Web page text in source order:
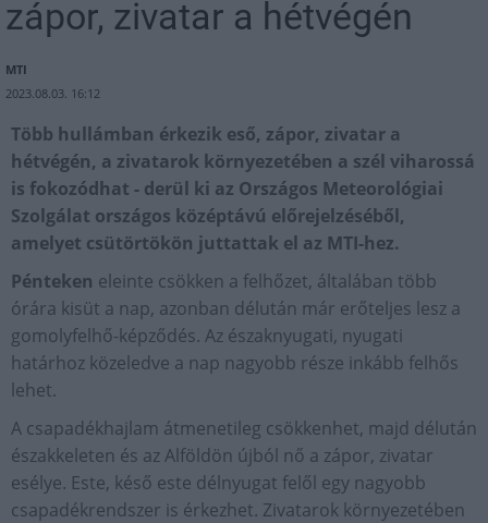
zápor, zivatar a hétvégén
MTI
2023.08.03. 16:12
Több hullámban érkezik eső, zápor, zivatar a
hétvégén, a zivatarok környezetében a szél viharossá
is fokozódhat - derül ki az Országos Meteorológiai
Szolgálat országos középtávú előrejelzéséből,
amelyet csütörtökön juttattak el az MTI-hez.
Pénteken eleinte csökken a felhőzet, általában több
órára kisüt a nap, azonban délután már erőteljes lesz a
gomolyfelhő-képződés. Az északnyugati, nyugati
határhoz közeledve a nap nagyobb része inkább felhős
lehet.
A csapadékhajlam átmenetileg csökkenhet, majd délután
északkeleten és az Alföldön újból nő a zápor, zivatar
esélye. Este, késő este délnyugat felől egy nagyobb
csapadékrendszer is érkezhet. Zivatarok környezetében